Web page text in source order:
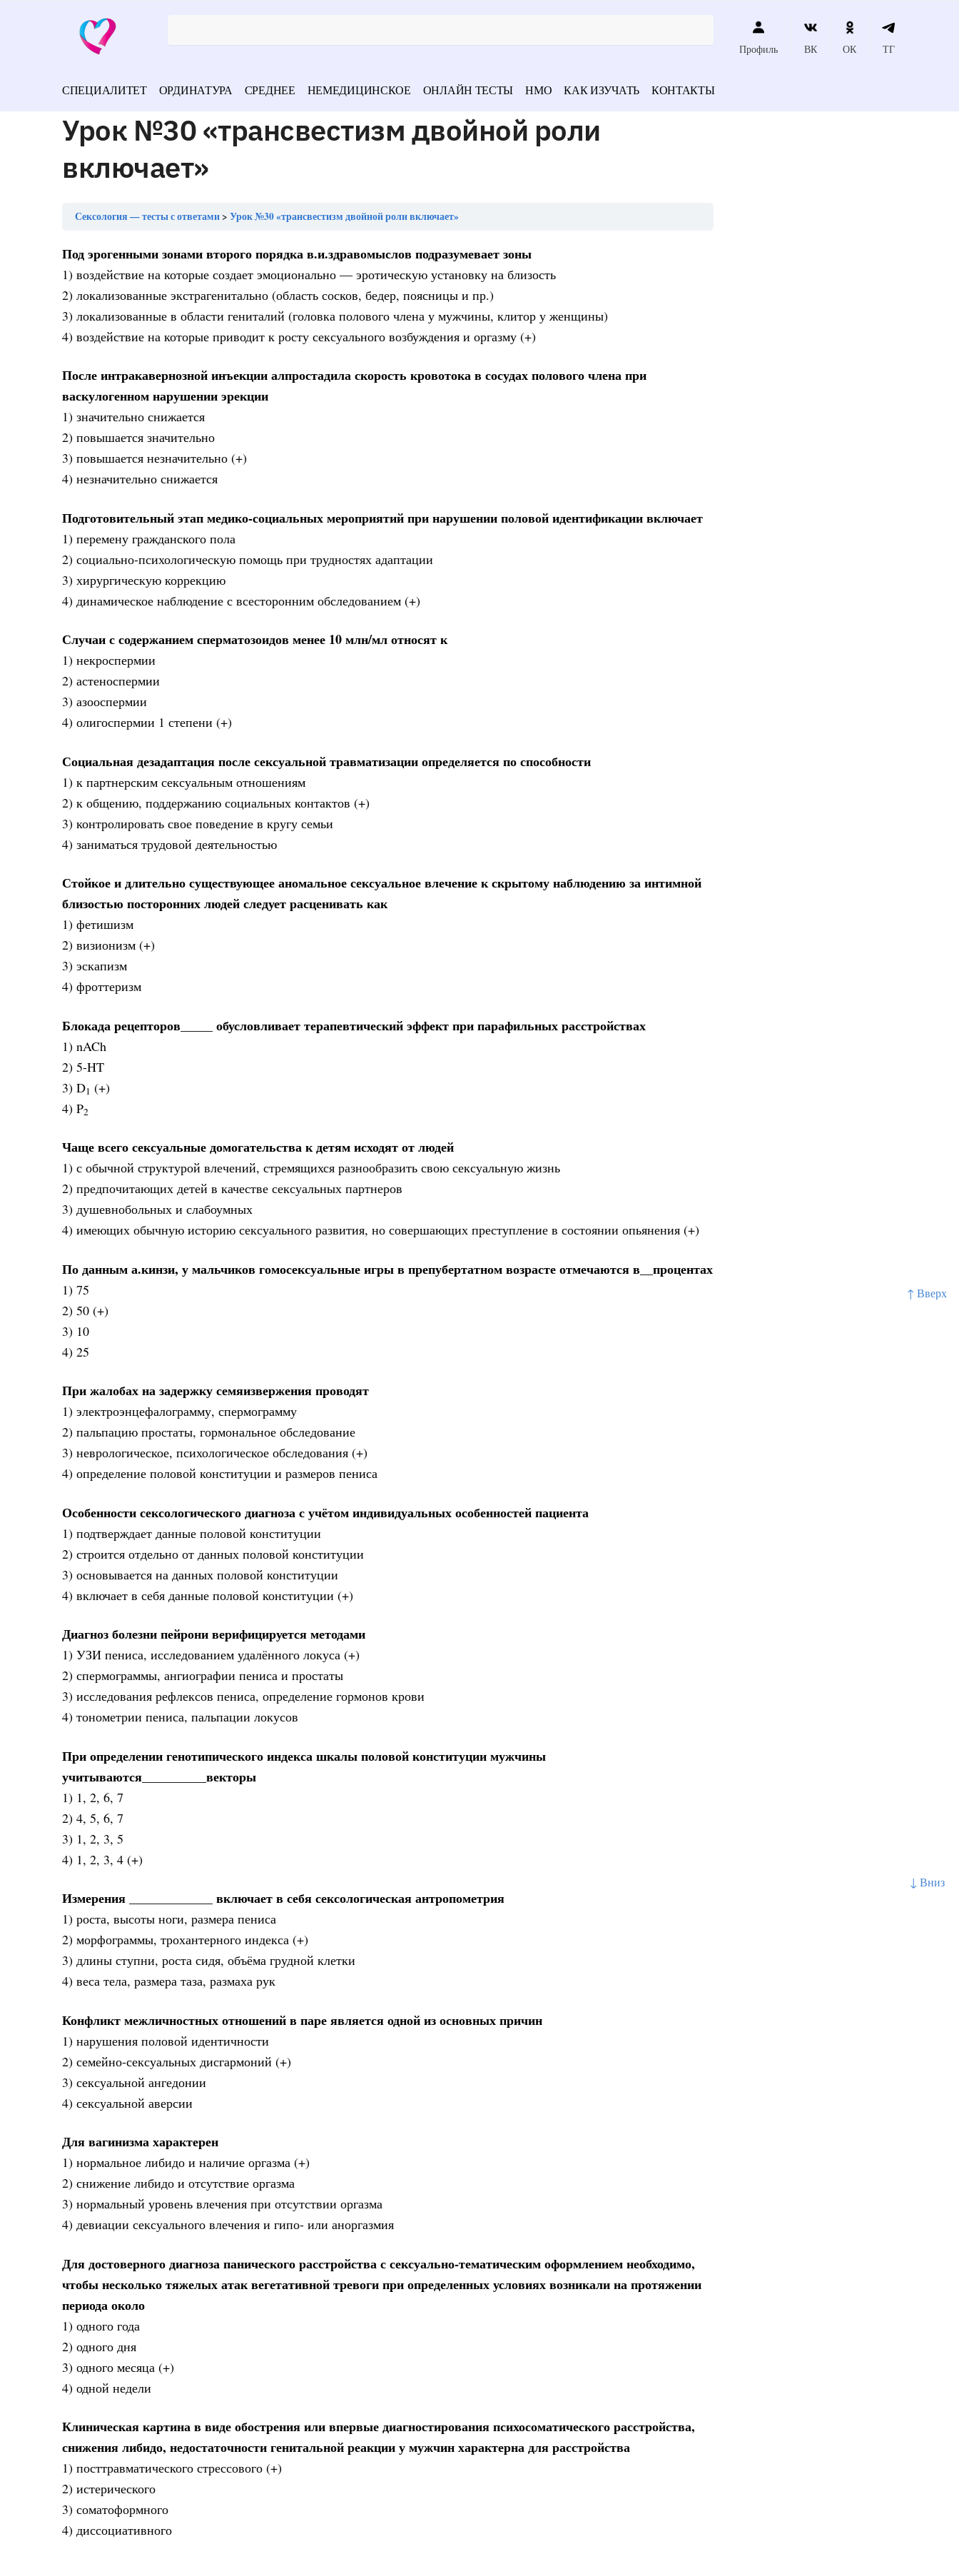
↑ Вверх
↓ Вниз
Профиль ВК ОК ТГ
СПЕЦИАЛИТЕТ ОРДИНАТУРА СРЕДНЕЕ НЕМЕДИЦИНСКОЕ ОНЛАЙН ТЕСТЫ НМО КАК ИЗУЧАТЬ КОНТАКТЫ
Урок №30 «трансвестизм двойной роли
включает»
Сексология — тесты с ответами Урок №30 «трансвестизм двойной роли включает»
Под эрогенными зонами второго порядка в.и.здравомыслов подразумевает зоны
1) воздействие на которые создает эмоционально — эротическую установку на близость
2) локализованные экстрагенитально (область сосков, бедер, поясницы и пр.)
3) локализованные в области гениталий (головка полового члена у мужчины, клитор у женщины)
4) воздействие на которые приводит к росту сексуального возбуждения и оргазму (+)
После интракавернозной инъекции алпростадила скорость кровотока в сосудах полового члена при
васкулогенном нарушении эрекции
1) значительно снижается
2) повышается значительно
3) повышается незначительно (+)
4) незначительно снижается
Подготовительный этап медико-социальных мероприятий при нарушении половой идентификации включает
1) перемену гражданского пола
2) социально-психологическую помощь при трудностях адаптации
3) хирургическую коррекцию
4) динамическое наблюдение с всесторонним обследованием (+)
Случаи с содержанием сперматозоидов менее 10 млн/мл относят к
1) некроспермии
2) астеноспермии
3) азооспермии
4) олигоспермии 1 степени (+)
Социальная дезадаптация после сексуальной травматизации определяется по способности
1) к партнерским сексуальным отношениям
2) к общению, поддержанию социальных контактов (+)
3) контролировать свое поведение в кругу семьи
4) заниматься трудовой деятельностью
Стойкое и длительно существующее аномальное сексуальное влечение к скрытому наблюдению за интимной
близостью посторонних людей следует расценивать как
1) фетишизм
2) визионизм (+)
3) эскапизм
4) фроттеризм
Блокада рецепторов_____ обусловливает терапевтический эффект при парафильных расстройствах
1) nACh
2) 5-HT
3) D1 (+)
4) P2
Чаще всего сексуальные домогательства к детям исходят от людей
1) с обычной структурой влечений, стремящихся разнообразить свою сексуальную жизнь
2) предпочитающих детей в качестве сексуальных партнеров
3) душевнобольных и слабоумных
4) имеющих обычную историю сексуального развития, но совершающих преступление в состоянии опьянения (+)
По данным а.кинзи, у мальчиков гомосексуальные игры в препубертатном возрасте отмечаются в__процентах
1) 75
2) 50 (+)
3) 10
4) 25
При жалобах на задержку семяизвержения проводят
1) электроэнцефалограмму, спермограмму
2) пальпацию простаты, гормональное обследование
3) неврологическое, психологическое обследования (+)
4) определение половой конституции и размеров пениса
Особенности сексологического диагноза с учётом индивидуальных особенностей пациента
1) подтверждает данные половой конституции
2) строится отдельно от данных половой конституции
3) основывается на данных половой конституции
4) включает в себя данные половой конституции (+)
Диагноз болезни пейрони верифицируется методами
1) УЗИ пениса, исследованием удалённого локуса (+)
2) спермограммы, ангиографии пениса и простаты
3) исследования рефлексов пениса, определение гормонов крови
4) тонометрии пениса, пальпации локусов
При определении генотипического индекса шкалы половой конституции мужчины
учитываются__________векторы
1) 1, 2, 6, 7
2) 4, 5, 6, 7
3) 1, 2, 3, 5
4) 1, 2, 3, 4 (+)
Измерения _____________ включает в себя сексологическая антропометрия
1) роста, высоты ноги, размера пениса
2) морфограммы, трохантерного индекса (+)
3) длины ступни, роста сидя, объёма грудной клетки
4) веса тела, размера таза, размаха рук
Конфликт межличностных отношений в паре является одной из основных причин
1) нарушения половой идентичности
2) семейно-сексуальных дисгармоний (+)
3) сексуальной ангедонии
4) сексуальной аверсии
Для вагинизма характерен
1) нормальное либидо и наличие оргазма (+)
2) снижение либидо и отсутствие оргазма
3) нормальный уровень влечения при отсутствии оргазма
4) девиации сексуального влечения и гипо- или аноргазмия
Для достоверного диагноза панического расстройства с сексуально-тематическим оформлением необходимо,
чтобы несколько тяжелых атак вегетативной тревоги при определенных условиях возникали на протяжении
периода около
1) одного года
2) одного дня
3) одного месяца (+)
4) одной недели
Клиническая картина в виде обострения или впервые диагностирования психосоматического расстройства,
снижения либидо, недостаточности генитальной реакции у мужчин характерна для расстройства
1) посттравматического стрессового (+)
2) истерического
3) соматоформного
4) диссоциативного